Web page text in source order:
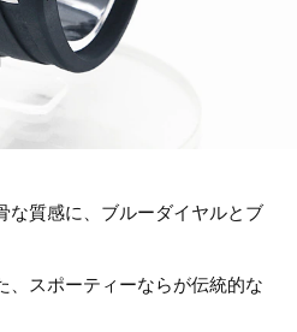
な質感に、ブルーダイヤルとブ
、スポーティーならが伝統的な